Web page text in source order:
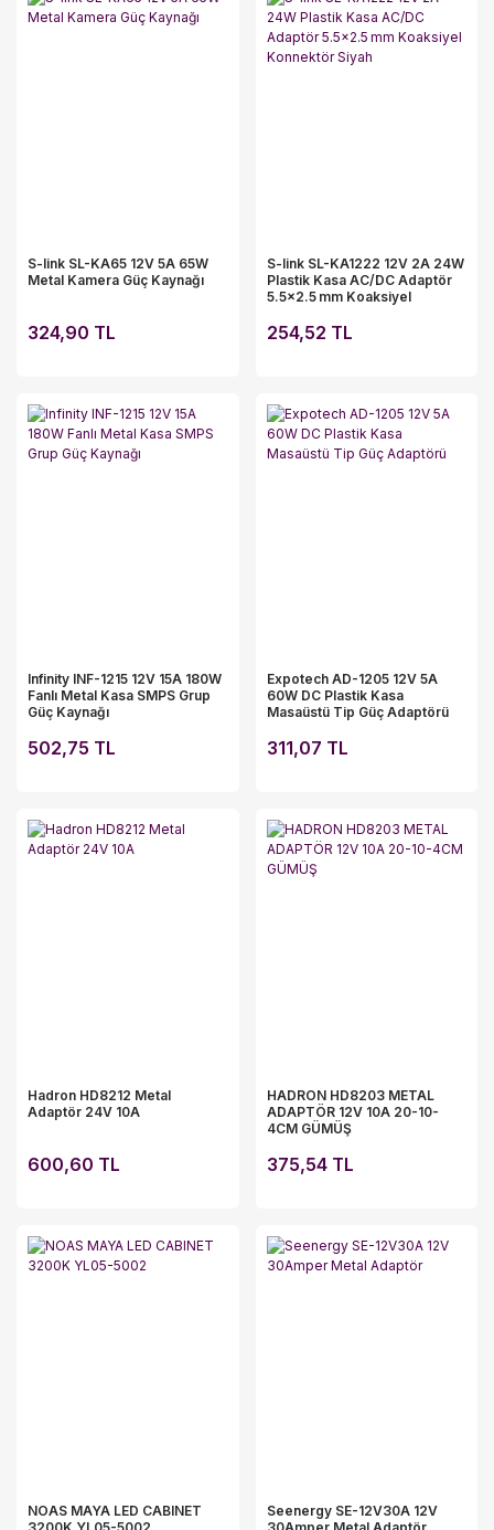
S-link SL-KA65 12V 5A 65W
Metal Kamera Güç Kaynağı
324,90 TL
S-link SL-KA1222 12V 2A 24W
Plastik Kasa AC/DC Adaptör
5.5×2.5 mm Koaksiyel
254,52 TL
Infinity INF-1215 12V 15A 180W
Fanlı Metal Kasa SMPS Grup
Güç Kaynağı
502,75 TL
Expotech AD-1205 12V 5A
60W DC Plastik Kasa
Masaüstü Tip Güç Adaptörü
311,07 TL
Hadron HD8212 Metal
Adaptör 24V 10A
600,60 TL
HADRON HD8203 METAL
ADAPTÖR 12V 10A 20-10-
4CM GÜMÜŞ
375,54 TL
NOAS MAYA LED CABINET
Seenergy SE-12V30A 12V